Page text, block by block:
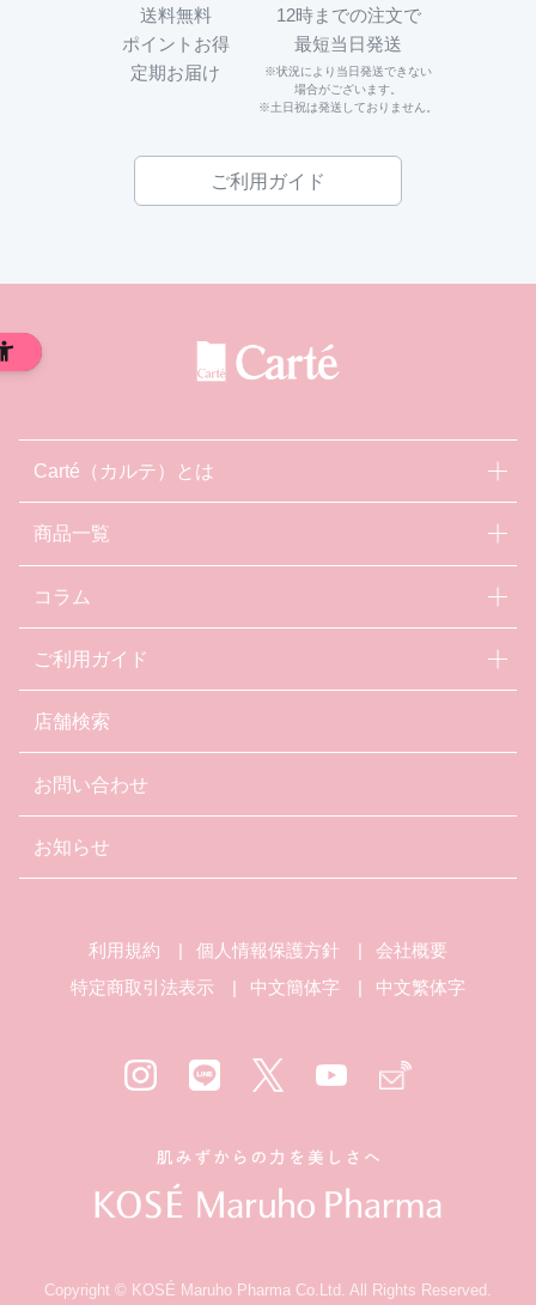
送料無料
ポイントお得
定期お届け
12時までの注文で
最短当日発送
※状況により当日発送できない
場合がございます。
※土日祝は発送しておりません。
ご利用ガイド
Carté（カルテ）とは
商品一覧
コラム
ご利用ガイド
店舗検索
お問い合わせ
お知らせ
利用規約 個人情報保護方針
会社概要
特定商取引法表示
中文簡体字 中文繁体字
Copyright © KOSÉ Maruho Pharma Co.Ltd. All Rights Reserved.